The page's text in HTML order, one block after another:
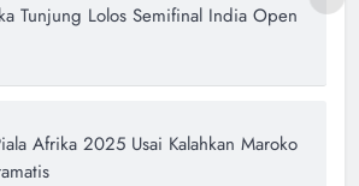
Tunjung Lolos Semifinal India Open
Afrika 2025 Usai Kalahkan Maroko